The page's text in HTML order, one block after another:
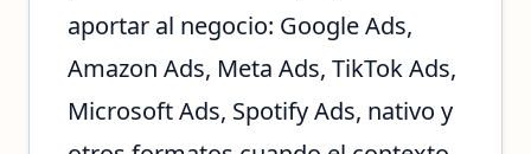
aportar al negocio: Google Ads,
Amazon Ads, Meta Ads, TikTok Ads,
Microsoft Ads, Spotify Ads, nativo y